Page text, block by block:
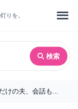
りを。
検索
けの夫、会話も...